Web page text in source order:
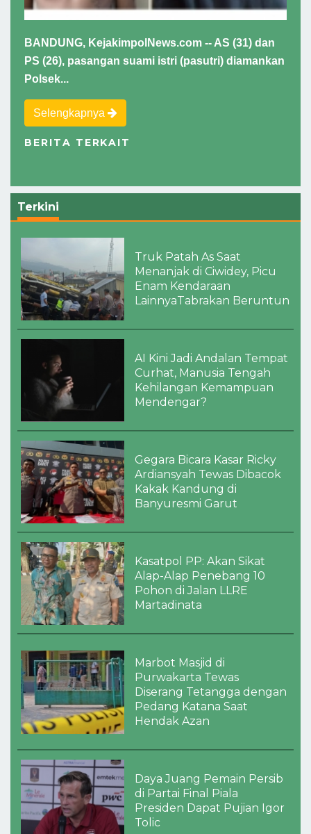
BANDUNG, KejakimpolNews.com -- AS (31) dan
PS (26), pasangan suami istri (pasutri) diamankan
Polsek...
Selengkapnya
BERITA TERKAIT
Terkini
Truk Patah As Saat
Menanjak di Ciwidey, Picu
Enam Kendaraan
LainnyaTabrakan Beruntun
AI Kini Jadi Andalan Tempat
Curhat, Manusia Tengah
Kehilangan Kemampuan
Mendengar?
Gegara Bicara Kasar Ricky
Ardiansyah Tewas Dibacok
Kakak Kandung di
Banyuresmi Garut
Kasatpol PP: Akan Sikat
Alap-Alap Penebang 10
Pohon di Jalan LLRE
Martadinata
Marbot Masjid di
Purwakarta Tewas
Diserang Tetangga dengan
Pedang Katana Saat
Hendak Azan
Daya Juang Pemain Persib
di Partai Final Piala
Presiden Dapat Pujian Igor
Tolic